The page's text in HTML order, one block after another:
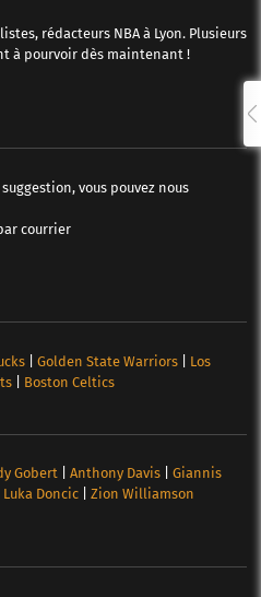
rédacteurs NBA à Lyon. Plusieurs
à pourvoir dès maintenant !
vous pouvez nous
courrier
| Golden State Warriors| Los
| Boston Celtics
Gobert| Anthony Davis| Giannis
Luka Doncic| Zion Williamson